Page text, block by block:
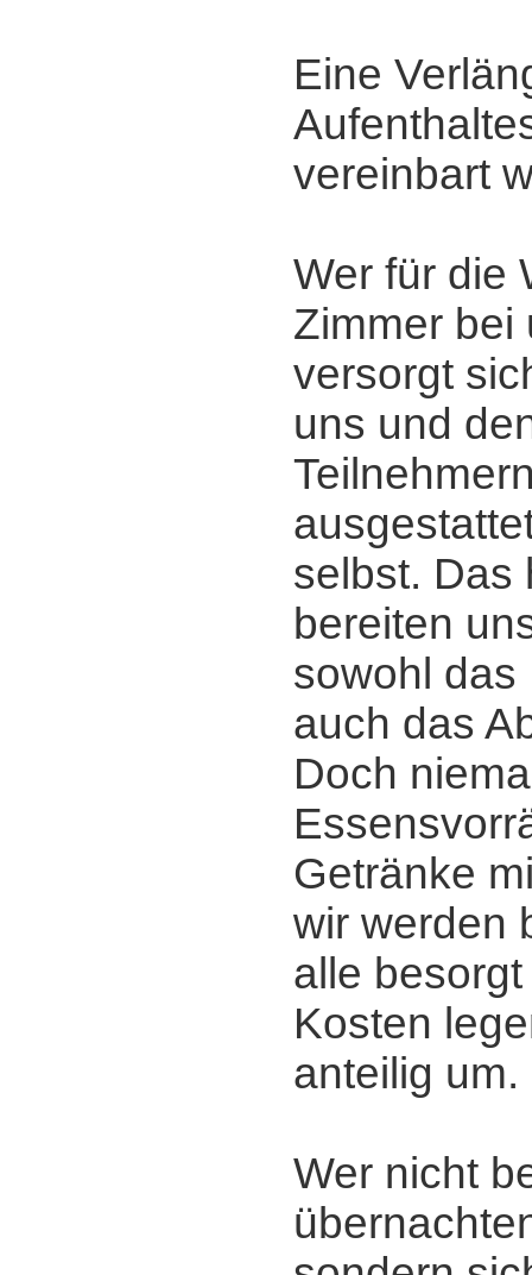
Eine
vereinbart
Wer für die
Zimmer bei
versorgt
uns und
selbst. Das
bereiten
sowohl das
auch das
Doch
Getränke
wir werden
alle
Kosten
anteilig um.
Wer nicht